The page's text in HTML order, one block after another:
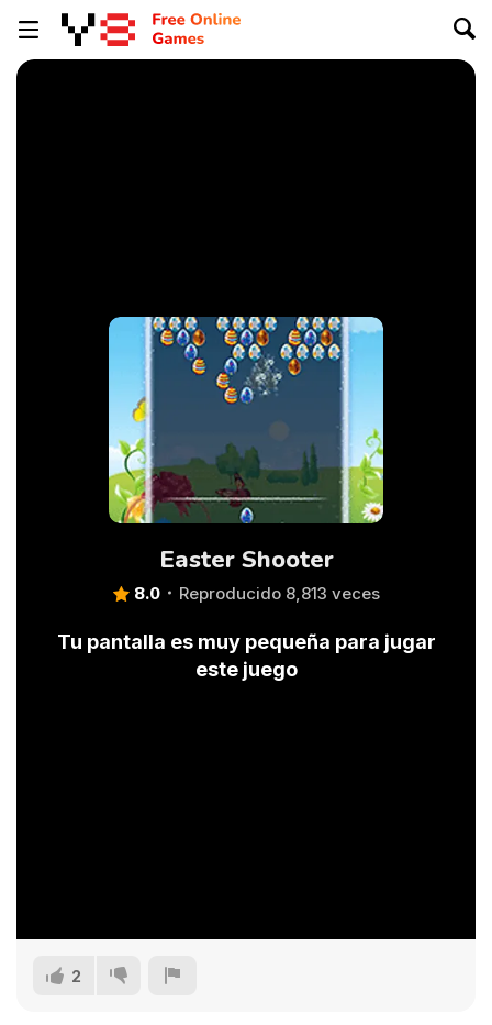
Easter Shooter
8.0 Reproducido 8,813 veces
Tu pantalla es muy pequeña para jugar
este juego
2